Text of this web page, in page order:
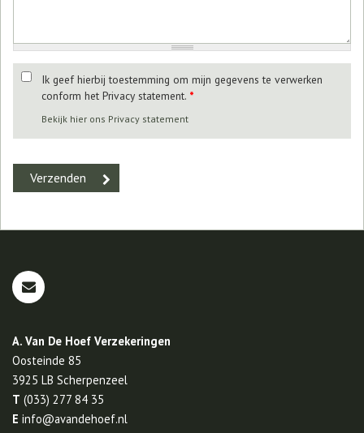
Ik geef hierbij toestemming om mijn gegevens te verwerken
conform het Privacy statement. *
Bekijk hier ons Privacy statement
A. Van De Hoef Verzekeringen
Oosteinde 85
3925 LB Scherpenzeel
T (033) 277 84 35
E info@avandehoef.nl